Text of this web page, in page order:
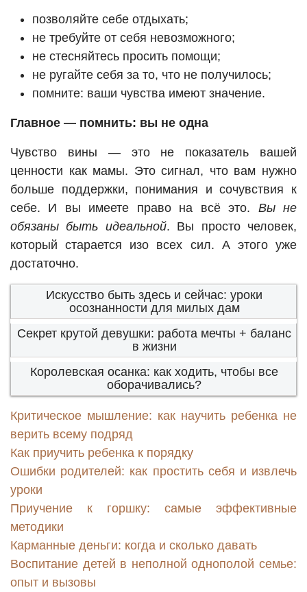
позволяйте себе отдыхать;
не требуйте от себя невозможного;
не стесняйтесь просить помощи;
не ругайте себя за то, что не получилось;
помните: ваши чувства имеют значение.
Главное — помнить: вы не одна
Чувство вины — это не показатель вашей
ценности как мамы. Это сигнал, что вам нужно
больше поддержки, понимания и сочувствия к
себе. И вы имеете право на всё это. Вы не
обязаны быть идеальной. Вы просто человек,
который старается изо всех сил. А этого уже
достаточно.
Искусство быть здесь и сейчас: уроки
осознанности для милых дам
Секрет крутой девушки: работа мечты + баланс
в жизни
Королевская осанка: как ходить, чтобы все
оборачивались?
Критическое мышление: как научить ребенка не
верить всему подряд
Как приучить ребенка к порядку
Ошибки родителей: как простить себя и извлечь
уроки
Приучение к горшку: самые эффективные
методики
Карманные деньги: когда и сколько давать
Воспитание детей в неполной однополой семье:
опыт и вызовы